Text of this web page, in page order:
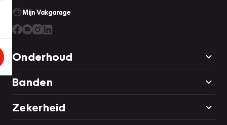
Mijn Vakgarage
Onderhoud
Banden
Zekerheid